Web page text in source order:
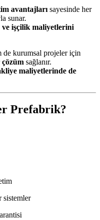
avantajları sayesinde her
sunar.
ve işçilik maliyetlerini
de kurumsal projeler için
çözüm sağlanır.
maliyetlerinde de
Prefabrik?
sistemler